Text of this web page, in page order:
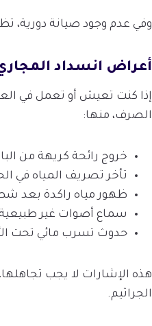
وفي عدم وجود صيانة
أعراض انسداد
إذا كنت تعيش أو تعمل في
الصرف، منها:
خروج رائحة كريهة من
تأخر تصريف المياه في
ظهور مياه راكدة بعد
سماع أصوات غير طبيعية
حدوث تسرب مائي تحت
هذه الإشارات لا يجب تجاهلها،
الجراثيم.